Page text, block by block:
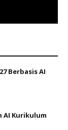
Berbasis AI
AI Kurikulum